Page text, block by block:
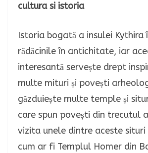
cultura si istoria
Istoria bogată a insulei Kythira
rădăcinile în antichitate, iar
interesantă servește drept
multe mituri și povești
găzduiește multe temple și
care spun povești din trecutul
vizita unele dintre aceste
cum ar fi Templul Homer din